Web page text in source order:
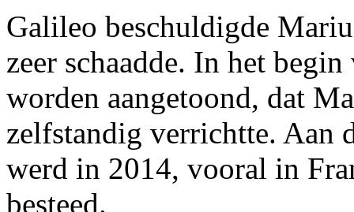
Galileo beschuldigde
zeer schaadde. In het
worden aangetoond, dat
zelfstandig verrichtte. Aan
werd in 2014, vooral in
besteed.